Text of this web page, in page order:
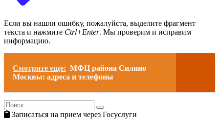
Если вы нашли ошибку, пожалуйста, выделите фрагмент
текста и нажмите Ctrl+Enter. Мы проверим и исправим
информацию.
Смотрите еще: МФЦ района Силино
Москвы: адреса и телефоны
Search
for:
Search
Записаться на прием через Госуслуги